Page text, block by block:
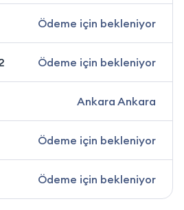
Ödeme için bekleniyor
Ödeme için bekleniyor
Ankara Ankara
Ödeme için bekleniyor
Ödeme için bekleniyor